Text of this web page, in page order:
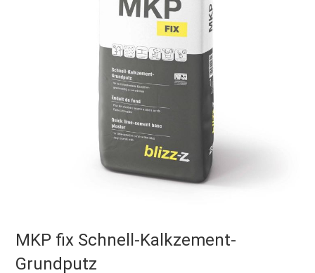
MKP fix Schnell-Kalkzement-
Grundputz